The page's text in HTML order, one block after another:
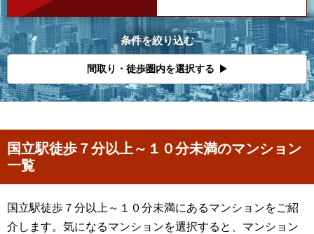
条件を絞り込む
間取り・徒歩圏内を選択する
国立駅徒歩７分以上～１０分未満のマンション
一覧
国立駅徒歩７分以上～１０分未満にあるマンションをご紹
介します。気になるマンションを選択すると、マンション